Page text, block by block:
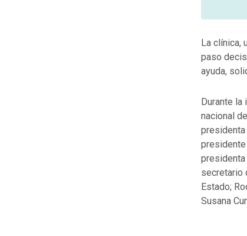
La clínica,
paso
ayuda,
Durante la
nacional
presidenta
presidente
presidenta
secretario
Estado;
Susana